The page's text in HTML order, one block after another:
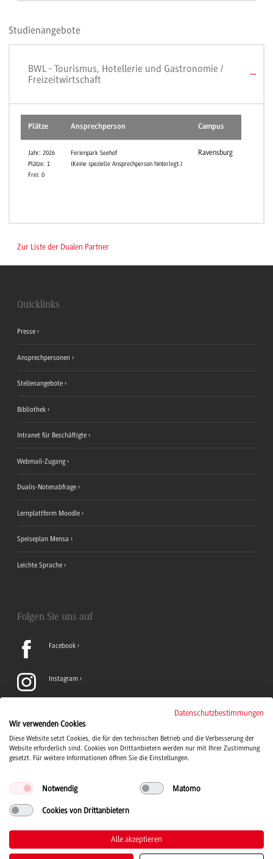
Studienangebote
BWL - Tourismus, Hotellerie und Gastronomie /
Freizeitwirtschaft
Plätze Ansprechperson Campus
Jahr: 2026
Plätze: 1
Frei: 0
Ferienpark Seehof
(Keine spezielle Ansprechperson hinterlegt.)
Ravensburg
Zur Liste der Dualen Partner
Quicklinks
Presse
Ansprechpersonen
Stellenangebote
Bibliothek
Intranet für Beschäftigte
Webmail-Zugang
Dualis-Notenabfrage
Lernplattform Moodle
Speiseplan Mensa
Leichte Sprache
Folgen Sie uns auf
Facebook
Instagram
TikTok
© 2026 Duale Hochschule Baden-Württemberg
Datenschutzbestimmungen
Wir verwenden Cookies
Diese Website setzt Cookies, die für den technischen Betrieb und die Verbesserung der
Website erforderlich sind. Cookies von Drittanbietern werden nur mit Ihrer Zustimmung
gesetzt. Für weitere Informationen öffnen Sie die Einstellungen.
Notwendig Matomo
Cookies von Drittanbietern
Alle akzeptieren